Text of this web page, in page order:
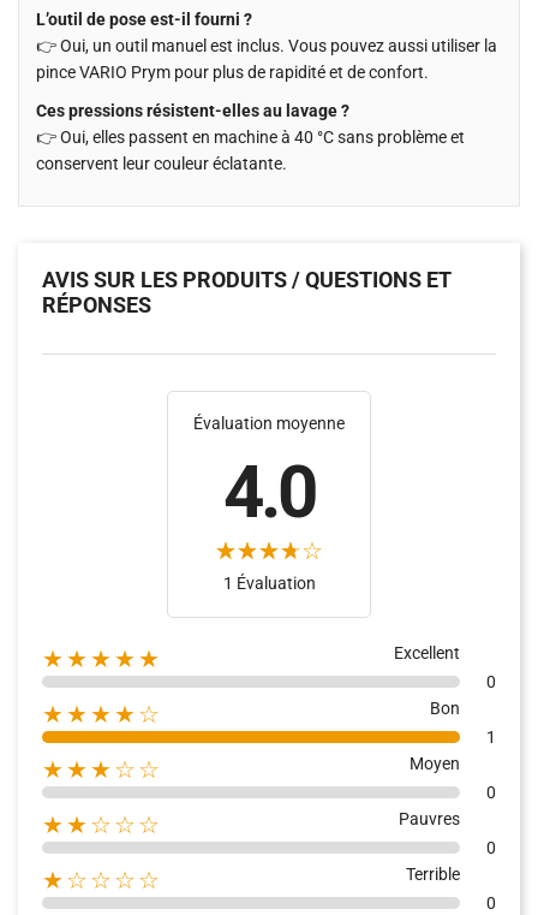
L’outil de pose est-il fourni ?
👉 Oui, un outil manuel est inclus. Vous pouvez aussi utiliser la
pince VARIO Prym pour plus de rapidité et de confort.
Ces pressions résistent-elles au lavage ?
👉 Oui, elles passent en machine à 40 °C sans problème et
conservent leur couleur éclatante.
AVIS SUR LES PRODUITS / QUESTIONS ET
RÉPONSES
Évaluation moyenne
4.0
1 Évaluation
★★★★★
Excellent
0
★★★★☆
Bon
1
★★★☆☆
Moyen
0
★★☆☆☆
Pauvres
0
★☆☆☆☆
Terrible
0